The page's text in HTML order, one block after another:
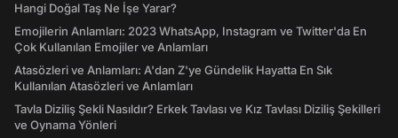
Hangi Doğal Taş Ne İşe Yarar?
Emojilerin Anlamları: 2023 WhatsApp, Instagram ve Twitter'da En
Çok Kullanılan Emojiler ve Anlamları
Atasözleri ve Anlamları: A'dan Z'ye Gündelik Hayatta En Sık
Kullanılan Atasözleri ve Anlamları
Tavla Diziliş Şekli Nasıldır? Erkek Tavlası ve Kız Tavlası Diziliş Şekilleri
ve Oynama Yönleri